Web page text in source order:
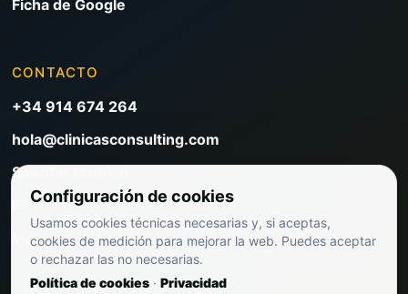
Ficha de Google
CONTACTO
+34 914 674 264
hola@clinicasconsulting.com
Solicitar reunión
Blog de marketing clínico
Ver precios
Configuración de cookies
Usamos cookies técnicas necesarias y, si aceptas,
cookies de medición para mejorar la web. Puedes aceptar
o rechazar las no necesarias.
Política de cookies · Privacidad